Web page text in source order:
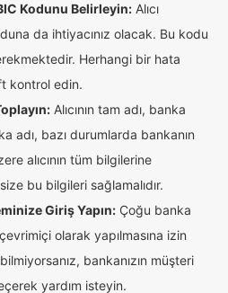
Kodunu Belirleyin: Alıcı
da ihtiyacınız olacak. Bu kodu
Herhangi bir hata
kontrol edin.
Alıcının tam adı, banka
adı, bazı durumlarda bankanın
alıcının tüm bilgilerine
bu bilgileri sağlamalıdır.
Giriş Yapın: Çoğu banka
olarak yapılmasına izin
bankanızın müşteri
yardım isteyin.